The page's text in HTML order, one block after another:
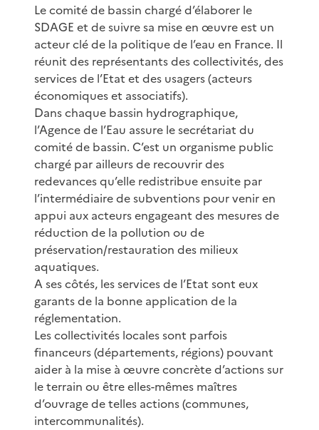
Le comité de bassin chargé d’élaborer le
SDAGE et de suivre sa mise en œuvre est un
acteur clé de la politique de l’eau en France. Il
réunit des représentants des collectivités, des
services de l’Etat et des usagers (acteurs
économiques et associatifs).
Dans chaque bassin hydrographique,
l’Agence de l’Eau assure le secrétariat du
comité de bassin. C’est un organisme public
chargé par ailleurs de recouvrir des
redevances qu’elle redistribue ensuite par
l’intermédiaire de subventions pour venir en
appui aux acteurs engageant des mesures de
réduction de la pollution ou de
préservation/restauration des milieux
aquatiques.
A ses côtés, les services de l’Etat sont eux
garants de la bonne application de la
réglementation.
Les collectivités locales sont parfois
financeurs (départements, régions) pouvant
aider à la mise à œuvre concrète d’actions sur
le terrain ou être elles-mêmes maîtres
d’ouvrage de telles actions (communes,
intercommunalités).